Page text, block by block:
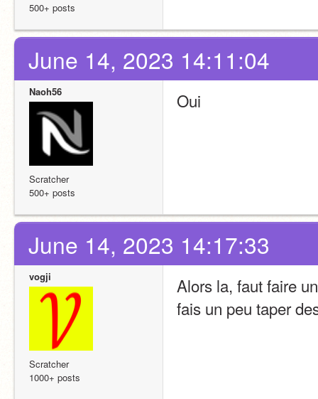
500+ posts
June 14, 2023 14:11:04
Naoh56
Scratcher
500+ posts
Oui
June 14, 2023 14:17:33
vogji
Scratcher
1000+ posts
Alors la, faut faire
fais un peu taper